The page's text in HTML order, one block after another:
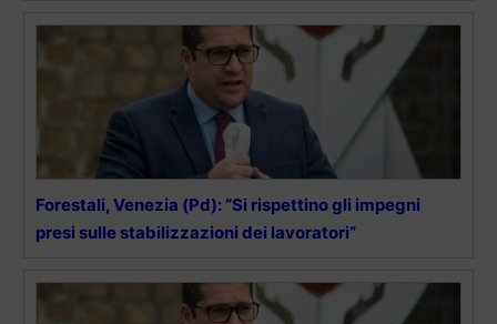
Forestali, Venezia (Pd): “Si rispettino gli impegni
presi sulle stabilizzazioni dei lavoratori”